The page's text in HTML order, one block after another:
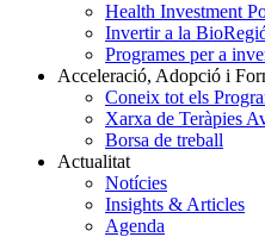
Health Investment
Invertir a la
Programes per a
Acceleració, Adopció i
Coneix tot els
Xarxa de Teràpies
Borsa de treball
Actualitat
Notícies
Insights & Articles
Agenda